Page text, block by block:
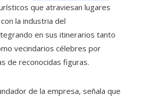
que atraviesan lugares
la industria del
en sus itinerarios tanto
vecindarios célebres por
de reconocidas figuras.
de la empresa, señala que